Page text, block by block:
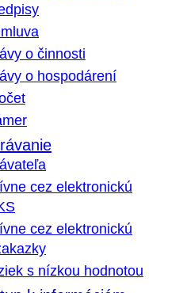
o činnosti
o hospodárení
cez elektronickú
cez elektronickú
s nízkou hodnotou